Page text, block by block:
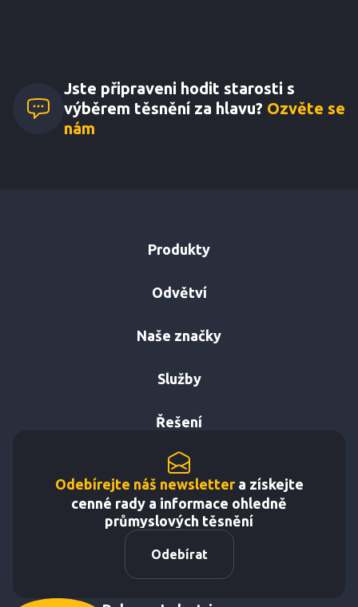
Jste připraveni hodit starosti s
výběrem těsnění za hlavu? Ozvěte se
nám
Produkty
Odvětví
Naše značky
Služby
Řešení
Odebírejte náš newslettera získejte
cenné rady a informace ohledně
průmyslových těsnění
Odebírat